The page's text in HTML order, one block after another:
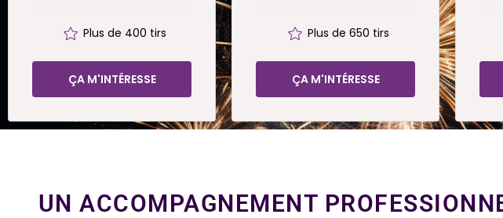
Plus de 400 tirs
ÇA M'INTÉRESSE
Plus de 650 tirs
ÇA M'INTÉRESSE
UN ACCOMPAGNEMENT